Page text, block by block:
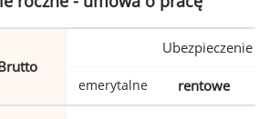
Ubezpieczenie
emerytalne rentowe